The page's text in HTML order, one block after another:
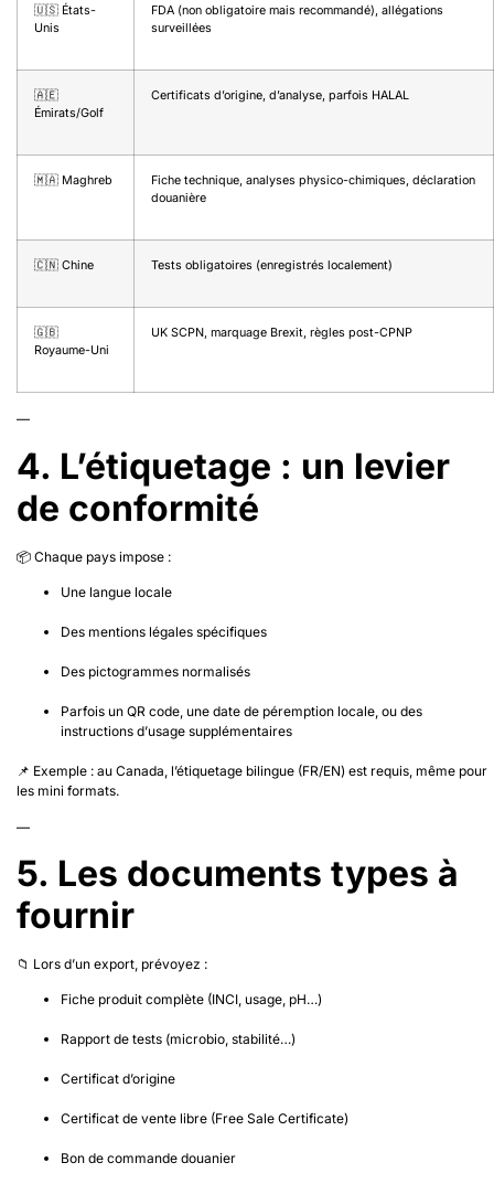
🇺🇸 États-
Unis
FDA (non obligatoire mais recommandé), allégations
surveillées
🇦🇪
Émirats/Golf
Certificats d’origine, d’analyse, parfois HALAL
🇲🇦 Maghreb
Fiche technique, analyses physico-chimiques, déclaration
douanière
🇨🇳 Chine Tests obligatoires (enregistrés localement)
🇬🇧
Royaume-Uni
UK SCPN, marquage Brexit, règles post-CPNP
—
4. L’étiquetage : un levier
de conformité
📦 Chaque pays impose :
Une langue locale
Des mentions légales spécifiques
Des pictogrammes normalisés
Parfois un QR code, une date de péremption locale, ou des
instructions d’usage supplémentaires
📌 Exemple : au Canada, l’étiquetage bilingue (FR/EN) est requis, même pour
les mini formats.
—
5. Les documents types à
fournir
📁 Lors d’un export, prévoyez :
Fiche produit complète (INCI, usage, pH…)
Rapport de tests (microbio, stabilité…)
Certificat d’origine
Certificat de vente libre (Free Sale Certificate)
Bon de commande douanier